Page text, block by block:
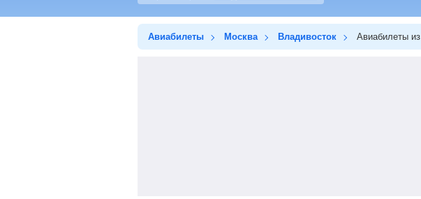
Авиабилеты Москва Владивосток Авиабилеты